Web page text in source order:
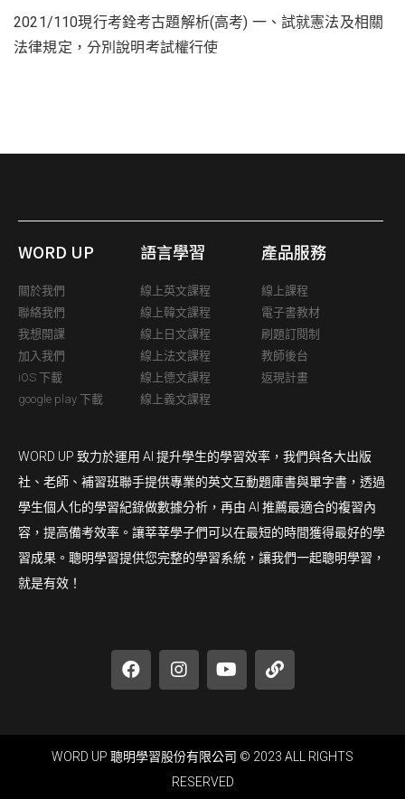
2021/110現行考銓考古題解析(高考) 一、試就憲法及相關
法律規定，分別說明考試權行使
WORD UP
關於我們
聯絡我們
我想開課
加入我們
iOS 下載
google play 下載
語言學習
線上英文課程
線上韓文課程
線上日文課程
線上法文課程
線上德文課程
線上義文課程
產品服務
線上課程
電子書教材
刷題訂閱制
教師後台
返現計畫
WORD UP 致力於運用 AI 提升學生的學習效率，我們與各大出版
社、老師、補習班聯手提供專業的英文互動題庫書與單字書，透過
學生個人化的學習紀錄做數據分析，再由 AI 推薦最適合的複習內
容，提高備考效率。讓莘莘學子們可以在最短的時間獲得最好的學
習成果。聰明學習提供您完整的學習系統，讓我們一起聰明學習，
就是有效！
WORD UP 聰明學習股份有限公司 © 2023 ALL RIGHTS
RESERVED​